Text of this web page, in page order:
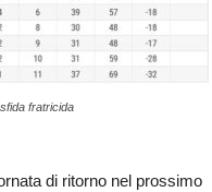
fratricida
di ritorno nel prossimo